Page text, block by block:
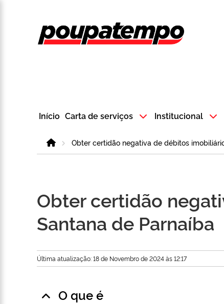
Logo do
Início Carta de serviços Institucional
HomeObter certidão negativa de débitos
Obter certidão
Santana de Parnaíba
Última atualização: 18 de Novembro de 2024 às 12:17
O que é